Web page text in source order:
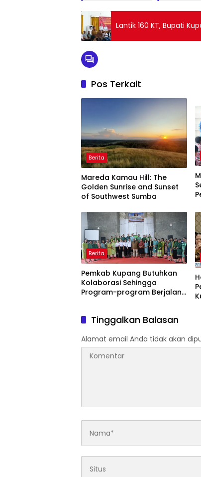
Lantik 160 KT, Bupati
Pos Terkait
Berita
Mareda Kamau Hill: The
Golden Sunrise and Sunset
of Southwest Sumba
Berita
Pemkab Kupang Butuhkan
Kolaborasi Sehingga
Program-program Berjalan
Tinggalkan Balasan
Alamat email Anda tidak akan